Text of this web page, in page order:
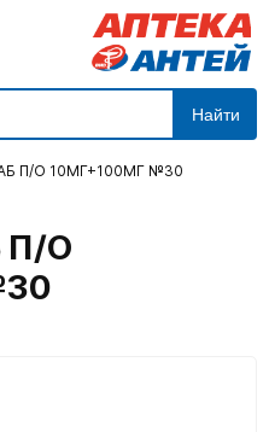
Найти
П/О 10МГ+100МГ №30
П/О